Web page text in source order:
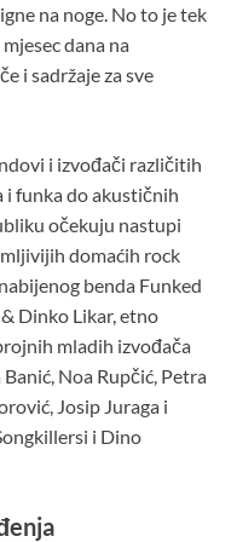
na noge. No to je tek
dana na
i sadržaje za sve
i izvođači različitih
i funka do akustičnih
očekuju nastupi
domaćih rock
benda Funked
Dinko Likar, etno
mladih izvođača
Noa Rupčić, Petra
Josip Juraga i
i Dino